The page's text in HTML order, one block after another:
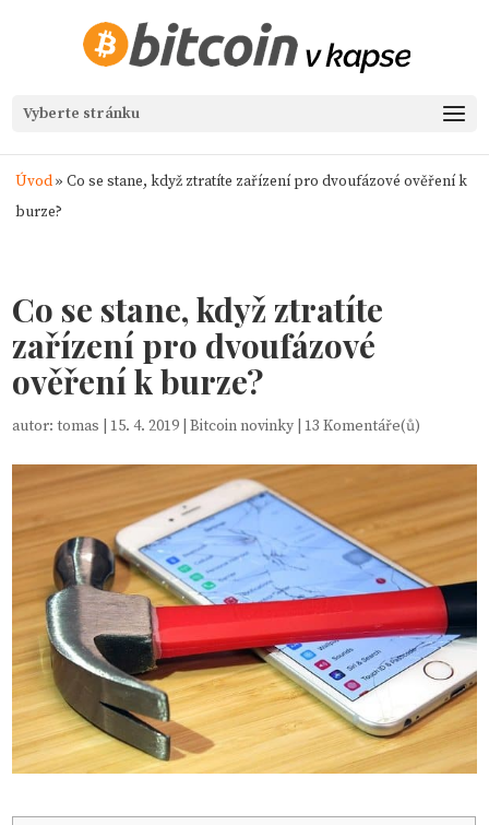
Vyberte stránku
Úvod» Co se stane, když ztratíte zařízení pro dvoufázové ověření k
burze?
Co se stane, když ztratíte
zařízení pro dvoufázové
ověření k burze?
autor:tomas 15. 4. 2019 |Bitcoin novinky 13 Komentáře(ů)